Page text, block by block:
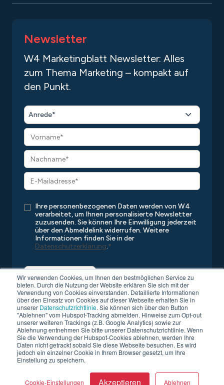
Wir verwenden Cookies, um Ihnen den bestmöglichen Service zu
bieten. Durch die Nutzung der Website erklären Sie sich mit der
Verwendung von Cookies einverstanden. Detaillierte Informationen
über den Einsatz von Cookies auf dieser Webseite erhalten Sie in
unserer Datenschutzrichtlinie. Sie können sich über den Button
"Ablehnen" vom Hubspot-Tracking abmelden. Hinweise zum Opt-out
unserer weiteren Trackings (z.B. Google Analytics) sowie zur
Ablehnung entnehmen Sie bitte unserer Datenschutzrichtlinie. Wenn
Sie die Verwendung der Hubspot-Cookies ablehnen, werden Ihre
Daten nicht getrackt sobald Sie diese Webseite besuchen. Es wird
jedoch ein einzelner Cookie in Ihrem Browser gesetzt, um Ihre
Einstellung zu speichern.
Cookie-Einstellungen Akzeptieren Ablehnen
Newsletter
W4 Marketingblatt Newsletter: Alles
zum Thema Marketing – kompakt auf
den Punkt.
Anrede*
Ihre personenbezogenen Daten werden von W4
verarbeitet, um Ihnen personalisierte Newsletter
zuzusenden. Sie können Ihre Einwilligung jederzeit
über den Abmeldelink widerrufen. Weitere
Informationen finden Sie in der
Datenschutzerklärung.*
Copyright © 2026 W4Alle Rechte vorbehalten
DatenschutzKompatibilitätslisteAGBImpressum